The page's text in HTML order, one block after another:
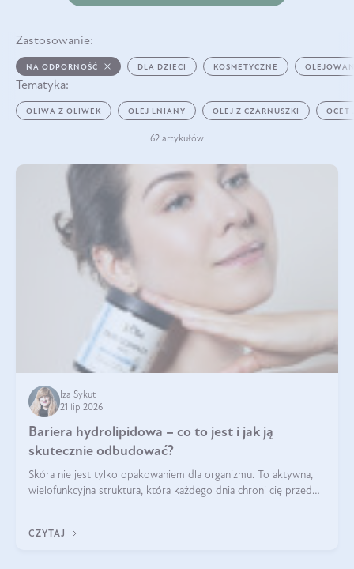
Zastosowanie:
NA ODPORNOŚĆ DLA DZIECI KOSMETYCZNE
Tematyka:
OLIWA Z OLIWEK OLEJ LNIANY OLEJ Z CZARNUSZKI OCET
62 artykułów
Iza Sykut
21 lip 2026
Bariera hydrolipidowa – co to jest i jak ją
skutecznie odbudować?
Skóra nie jest tylko opakowaniem dla organizmu. To aktywna,
wielofunkcyjna struktura, która każdego dnia chroni cię przed
bariera hydrolipidowa.
CZYTAJ